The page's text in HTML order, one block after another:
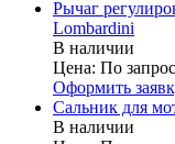
Рычаг
Lombardini
В наличии
Цена: По
Оформить
Сальник для
В наличии